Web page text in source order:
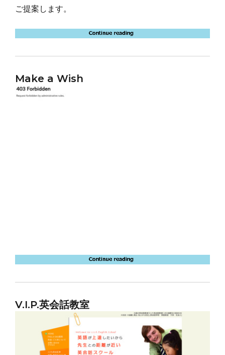
ご提案します。
Make a Wish
V.I.P.英会話教室